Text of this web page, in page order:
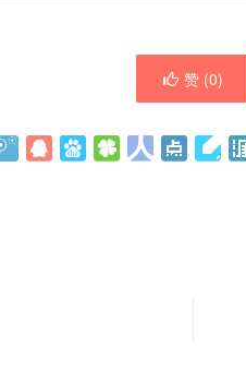
赞 (0)